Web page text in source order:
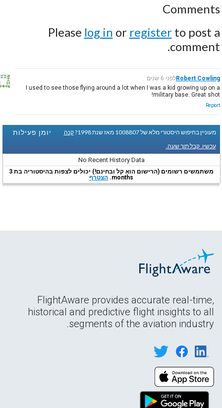
Comments
Please log in or registerto post a
comment.
Robert Cowlingלפני 6 שנים
I used to see those flying around a lot when I was a kid growing up on a
military base. Great shot!
Report
יומן פעילות מעוניין בחיפוש היסטורי מלא של 1008807 מאז שנת 1998?
קנה
עכשיו. קבל תוך שעה.
No Recent History Data
משתמשים רשומים (הרישום הוא קל ובחינם!) יכולים לצפות בהיסטוריה בת 3
months. הצטרף
FlightAware provides accurate real-time,
historical and predictive flight insights to all
segments of the aviation industry.